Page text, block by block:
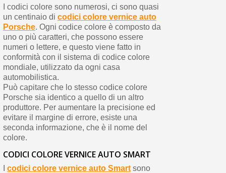
I codici colore sono numerosi, ci sono quasi
un centinaio di codici colore vernice auto
Porsche. Ogni codice colore è composto da
uno o più caratteri, che possono essere
numeri o lettere, e questo viene fatto in
conformità con il sistema di codice colore
mondiale, utilizzato da ogni casa
automobilistica.
Può capitare che lo stesso codice colore
Porsche sia identico a quello di un altro
produttore. Per aumentare la precisione ed
evitare il margine di errore, esiste una
seconda informazione, che è il nome del
colore.
CODICI COLORE VERNICE AUTO SMART
codici colore vernice auto Smartsono